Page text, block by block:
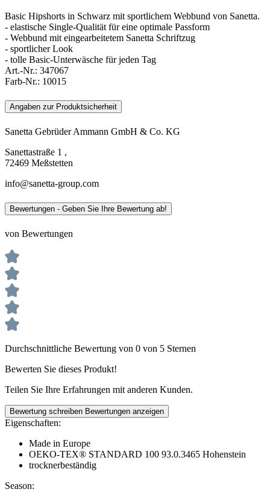
Basic Hipshorts in Schwarz mit sportlichem Webbund von Sanetta.
- elastische Single-Qualität für eine optimale Passform
- Webbund mit eingearbeitetem Sanetta Schriftzug
- sportlicher Look
- tolle Basic-Unterwäsche für jeden Tag
Art.-Nr.: 347067
Farb-Nr.: 10015
Angaben zur Produktsicherheit
Sanetta Gebrüder Ammann GmbH & Co. KG
Sanettastraße 1 ,
72469 Meßstetten
info@sanetta-group.com
Bewertungen - Geben Sie Ihre Bewertung ab!
von Bewertungen
Durchschnittliche Bewertung von 0 von 5 Sternen
Bewerten Sie dieses Produkt!
Teilen Sie Ihre Erfahrungen mit anderen Kunden.
Bewertung schreiben Bewertungen anzeigen
Eigenschaften:
Made in Europe
OEKO-TEX® STANDARD 100 93.0.3465 Hohenstein
trocknerbeständig
Season: